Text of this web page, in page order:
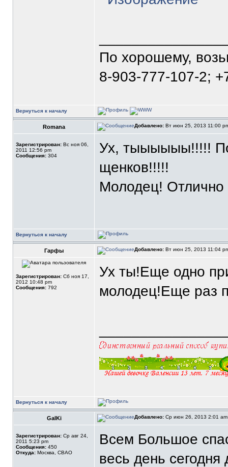
По хорошему,
8-903-777-107-2;
Вернуться к началу
Romana Добавлено: Вт июн 25, 2013 11:00
Зарегистрирован: Вс ноя 06,
2011 12:56 pm
Сообщения: 304
Ух, тыыыыыы!!!!!
щенков!!!!!
Молодец!
Вернуться к началу
Гарфы Добавлено: Вт июн 25, 2013 11:04
Зарегистрирован: Сб ноя 17,
2012 10:48 pm
Сообщения: 792
Ух ты!Еще одно
молодец!Еще раз
Вернуться к началу
GalKi Добавлено: Ср июн 26, 2013 2:01
Зарегистрирован: Ср авг 24,
2011 5:23 pm
Сообщения: 450
Откуда: Москва, СВАО
Всем Большое
весь день